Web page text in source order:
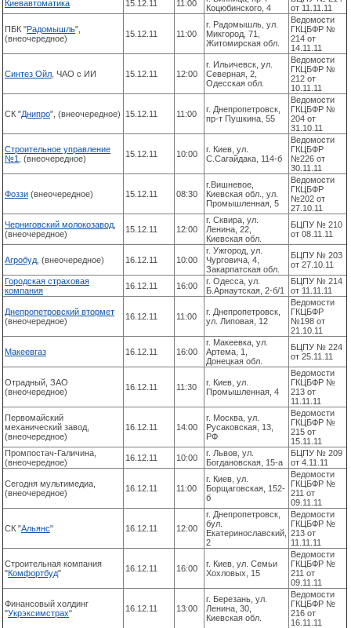
Киевавтоматика
15.12.11 11:00
Коцюбинского, 4
от 11.11.11
ПБК "Радомышль",
(внеочередное)
15.12.11 11:00
г. Радомышль, ул.
Микгород, 71,
Житомирская обл.
Ведомости
ГКЦБФР №
214 от
14.11.11
Синтез Ойл , ЧАО с ИИ 15.12.11 12:00
г. Ильичевск, ул.
Северная, 2,
Одесская обл.
Ведомости
ГКЦБФР №
212 от
10.11.11
СК "Днипро", (внеочередное) 15.12.11 11:00
г. Днепропетровск,
пр-т Пушкина, 55
Ведомости
ГКЦБФР №
204 от
31.10.11
Строительное управление
№1
, (внеочередное) 15.12.11 10:00
г. Киев, ул.
С.Сагайдака, 114-б
Ведомости
ГКЦБФР
№226 от
30.11.11
Фоззи (внеочередное) 15.12.11 08:30
г.Вишневое,
Киевская обл., ул.
Промышленная, 5
Ведомости
ГКЦБФР
№202 от
27.10.11
Черниговский молокозавод
(внеочередное)
15.12.11 12:00
г. Сквира, ул.
Ленина, 22,
Киевская обл.
БЦПУ № 210
от 08.11.11
Агробуд , (внеочередное) 16.12.11 10:00
г. Ужгород, ул.
Чурговича, 4,
Закарпатская обл.
БЦПУ № 203
от 27.10.11
Городская страховая
компания
16.12.11 16:00
г. Одесса, ул.
Б.Арнаутская, 2-б/1
БЦПУ № 214
от 11.11.11
Днепропетровский втормет
(внеочередное)
16.12.11 11:00
г. Днепропетровск,
ул. Липовая, 12
Ведомости
ГКЦБФР
№198 от
21.10.11
Макеевгаз 16.12.11 16:00
г. Макеевка, ул.
Артема, 1,
Донецкая обл.
БЦПУ № 224
от 25.11.11
Отрадный, ЗАО
(внеочередное)
16.12.11 11:30
г. Киев, ул.
Промышленная, 4
Ведомости
ГКЦБФР №
213 от
11.11.11
Первомайский
механический завод,
(внеочередное)
16.12.11 14:00
г. Москва, ул.
Русаковская, 13,
РФ
Ведомости
ГКЦБФР №
215 от
15.11.11
Промпостач-Галичина,
(внеочередное)
16.12.11 10:00
г. Львов, ул.
Богдановская, 15-а
БЦПУ № 209
от 4.11.11
Сегодня мультимедиа,
(внеочередное)
16.12.11 11:00
г. Киев, ул.
Борщаговская, 152-
б
Ведомости
ГКЦБФР №
211 от
09.11.11
СК "Альянс" 16.12.11 12:00
г. Днепропетровск,
бул.
Екатеринославский,
2
Ведомости
ГКЦБФР №
213 от
11.11.11
Строительная компания
"Комфортбуд" 16.12.11 16:00
г. Киев, ул. Семьи
Хохловых, 15
Ведомости
ГКЦБФР №
211 от
09.11.11
Финансовый холдинг
"Укрэксимстрах" 16.12.11 13:00
г. Березань, ул.
Ленина, 30,
Киевская обл.
Ведомости
ГКЦБФР №
216 от
16.11.11